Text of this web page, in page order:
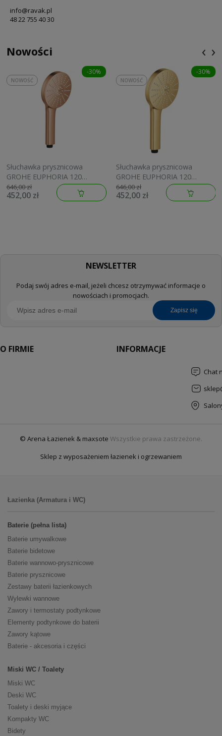
info@ravak.pl
48 22 755 40 30
Nowości
-30%
Słuchawka prysznicowa
GROHE EUPHORIA 120
brushed warm sunset
134883DL00
646,00 zł
452,00 zł
NOWOŚĆ
-30%
Słuchawka prysznicowa
GROHE EUPHORIA 120
brushed cool sunrise
134883GN00
646,00 zł
452,00 zł
NOWOŚĆ
‹ ›
NEWSLETTER
Podaj swój adres e-mail, jeżeli chcesz otrzymywać informacje o
nowościach i promocjach.
zapisz się
O FIRMIE INFORMACJE
Chat
© Arena Łazienek & maxsote Wszystkie prawa zastrzeżone.
Sklep z wyposażeniem łazienek i ogrzewaniem
Łazienka (Armatura i WC)
Baterie (pełna lista)
Baterie umywalkowe
Baterie bidetowe
Baterie wannowo-prysznicowe
Baterie prysznicowe
Zestawy baterii łazienkowych
Wylewki wannowe
Zawory i termostaty podtynkowe
Elementy podtynkowe do baterii
Zawory kątowe
Baterie - akcesoria i części
Miski WC / Toalety
Miski WC
Deski WC
Toalety i deski myjące
Kompakty WC
Bidety